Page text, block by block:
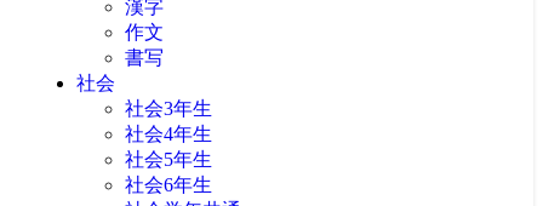
漢字
作文
書写
社会
社会3年生
社会4年生
社会5年生
社会6年生